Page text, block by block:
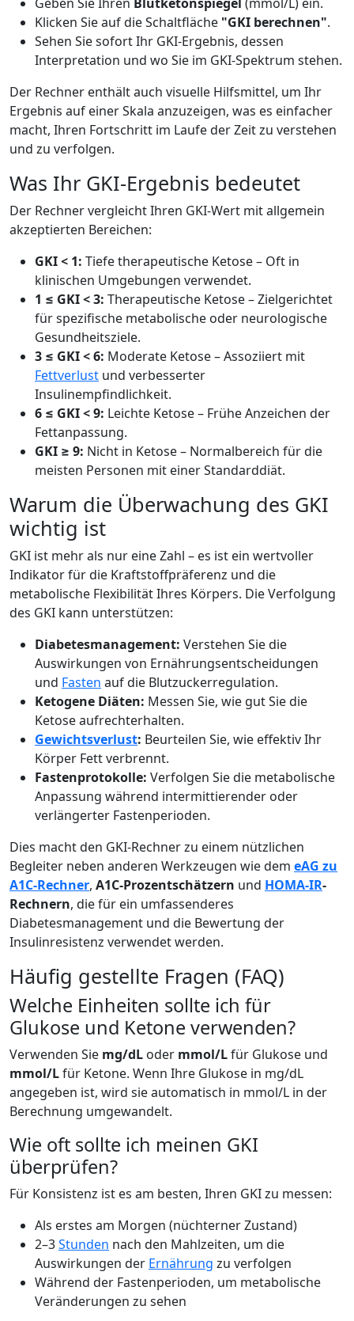
Klicken Sie auf die Schaltfläche "GKI berechnen".
Sehen Sie sofort Ihr GKI-Ergebnis, dessen
Interpretation und wo Sie im GKI-Spektrum stehen.
Der Rechner enthält auch visuelle Hilfsmittel, um Ihr
Ergebnis auf einer Skala anzuzeigen, was es einfacher
macht, Ihren Fortschritt im Laufe der Zeit zu verstehen
und zu verfolgen.
Was Ihr GKI-Ergebnis bedeutet
Der Rechner vergleicht Ihren GKI-Wert mit allgemein
akzeptierten Bereichen:
GKI < 1: Tiefe therapeutische Ketose – Oft in
klinischen Umgebungen verwendet.
1 ≤ GKI < 3: Therapeutische Ketose – Zielgerichtet
für spezifische metabolische oder neurologische
Gesundheitsziele.
3 ≤ GKI < 6: Moderate Ketose – Assoziiert mit
Fettverlust und verbesserter
Insulinempfindlichkeit.
6 ≤ GKI < 9: Leichte Ketose – Frühe Anzeichen der
Fettanpassung.
GKI ≥ 9: Nicht in Ketose – Normalbereich für die
meisten Personen mit einer Standarddiät.
Warum die Überwachung des GKI
wichtig ist
GKI ist mehr als nur eine Zahl – es ist ein wertvoller
Indikator für die Kraftstoffpräferenz und die
metabolische Flexibilität Ihres Körpers. Die Verfolgung
des GKI kann unterstützen:
Diabetesmanagement: Verstehen Sie die
Auswirkungen von Ernährungsentscheidungen
und Fasten auf die Blutzuckerregulation.
Ketogene Diäten: Messen Sie, wie gut Sie die
Ketose aufrechterhalten.
Gewichtsverlust: Beurteilen Sie, wie effektiv Ihr
Körper Fett verbrennt.
Fastenprotokolle: Verfolgen Sie die metabolische
Anpassung während intermittierender oder
verlängerter Fastenperioden.
Dies macht den GKI-Rechner zu einem nützlichen
Begleiter neben anderen Werkzeugen wie dem eAG zu
A1C-Rechner, A1C-Prozentschätzern und HOMA-IR-
Rechnern, die für ein umfassenderes
Diabetesmanagement und die Bewertung der
Insulinresistenz verwendet werden.
Häufig gestellte Fragen (FAQ)
Welche Einheiten sollte ich für
Glukose und Ketone verwenden?
Verwenden Sie mg/dL oder mmol/Lfür Glukose und
mmol/Lfür Ketone. Wenn Ihre Glukose in mg/dL
angegeben ist, wird sie automatisch in mmol/L in der
Berechnung umgewandelt.
Wie oft sollte ich meinen GKI
überprüfen?
Für Konsistenz ist es am besten, Ihren GKI zu messen:
Als erstes am Morgen (nüchterner Zustand)
2–3Stunden nach den Mahlzeiten, um die
Auswirkungen der Ernährung zu verfolgen
Während der Fastenperioden, um metabolische
Veränderungen zu sehen